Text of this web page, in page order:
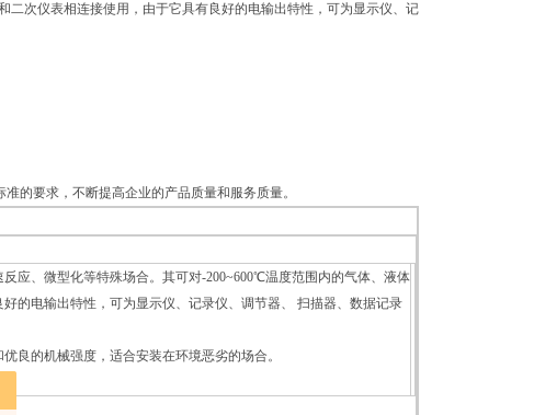
次仪表相连接使用，由于它具有良好的电输出特性，可为显示仪、记
的要求，不断提高企业的产品质量和服务质量。
应、微型化等特殊场合。其可对-200~600℃温度范围内的气体、液体
的电输出特性，可为显示仪、记录仪、调节器、 扫描器、数据记录
良的机械强度，适合安装在环境恶劣的场合。